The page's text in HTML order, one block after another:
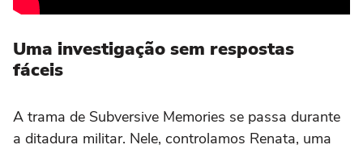
Uma investigação sem respostas
fáceis
A trama de Subversive Memories se passa durante
a ditadura militar. Nele, controlamos Renata, uma